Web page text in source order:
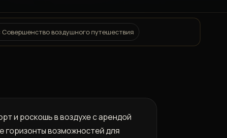
воздушного путешествия
и роскошь в воздухе с арендой
горизонты возможностей для